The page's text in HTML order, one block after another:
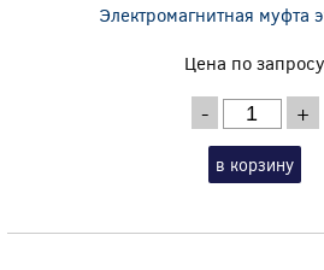
Электромагнитная муфта
Цена по запросу
- +
в корзину